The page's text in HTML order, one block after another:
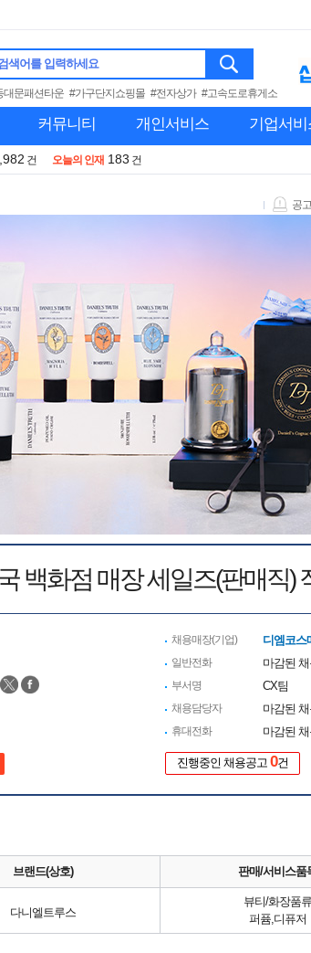
색어를 입력하세요
대문패션타운 #가구단지쇼핑몰 #전자상가 #고속도로휴게소
커뮤니티 개인서비스 기업서비
건 오늘의 인재 183 건
공
백화점 매장 세일즈(판매직)
채용매장(기업) 디엠코스
일반전화 마감된
부서명 CX팀
채용담당자 마감된
휴대전화 마감된
진행중인 채용공고 0건
브랜드(상호) 판매/서비스품
다니엘트루스
뷰티/화장품류
퍼퓸,디퓨저